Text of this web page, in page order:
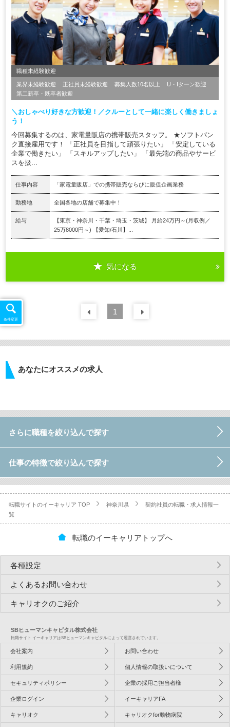
職種未経験歓迎
業界未経験歓迎 正社員未経験歓迎 募集人数10名以上
U・Iターン歓迎
第二新卒・既卒者歓迎
＼おしゃべり好きな方歓迎！／クルーとして一緒に楽しく働きましょ
う！
今回募集するのは、家電量販店の携帯販売スタッフ。 ★ソフトバン
ク直接雇用です！ 「正社員を目指して頑張りたい」 「安定している
企業で働きたい」 「スキルアップしたい」 「最先端の商品やサービ
スを扱...
仕事内容 「家電量販店」での携帯販売ならびに販促企画業務
勤務地 全国各地の店舗で募集中！
給与
【東京・神奈川・千葉・埼玉・茨城】 月給24万円～(月収例／
25万8000円～) 【愛知/石川】...
気になる
前の 件
1
あなたにオススメの求人
さらに職種を絞り込んで探す
仕事の特徴で絞り込んで探す
転職サイトのイーキャリア TOP 神奈川県
契約社員の転職・求人情報一
覧
条件変更
転職のイーキャリアトップへ
各種設定
よくあるお問い合わせ
キャリオクのご紹介
SBヒューマンキャピタル株式会社
転職サイト イーキャリアはSBヒューマンキャピタルによって運営されています。
会社案内 お問い合わせ
利用規約 個人情報の取扱いについて
セキュリティポリシー 企業の採用ご担当者様
企業ログイン イーキャリアFA
キャリオク キャリオクfor動物病院